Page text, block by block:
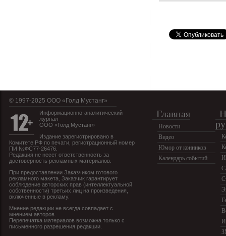
© 1997-2025 OOO «Голд Мустанг»
Информационно-аналитический
журнал
ООО «Голд Мустанг»
Издание зарегистрировано в
Комитете РФ по печати, регистрационный номер
ПИ №ФС77-26476.
Редакция не несет ответственность за
достоверность рекламных материалов.
При предоставлении Заказчиком готового
рекламного макета, Заказчик гарантирует
соблюдение авторских прав (интеллектуальной
собственности) третьих лиц на произведения,
включенные в рекламу.
Мнение редакции не всегда совпадает с
мнением авторов.
Перепечатка материалов возможна только с
письменного разрешения редакции.
Главная
Новости
Видео
Юмор от конников
Календарь событий